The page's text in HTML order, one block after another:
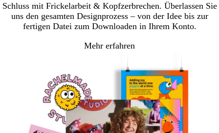
Schluss mit Frickelarbeit & Kopfzerbrechen. Überlassen Sie
uns den gesamten Designprozess – von der Idee bis zur
fertigen Datei zum Downloaden in Ihrem Konto.
Mehr erfahren